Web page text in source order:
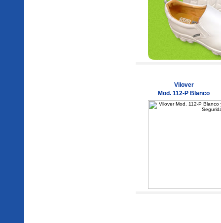
Vilover
Mod. 112-P Blanco